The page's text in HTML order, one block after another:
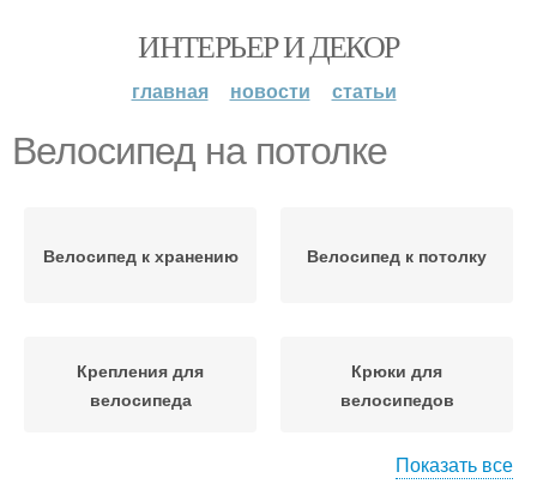
ИНТЕРЬЕР И ДЕКОР
главная новости статьи
Велосипед на потолке
Велосипед к хранению Велосипед к потолку
Крепления для
велосипеда
Крюки для
велосипедов
Показать все